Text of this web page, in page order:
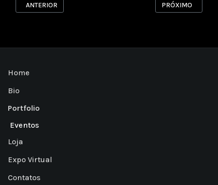
ARTIGO ANTERIOR: DANÇA
ANTERIOR PRÓXIMO
PRÓXIMO
Home
Bio
Portfolio
Eventos
Loja
Expo Virtual
Contatos